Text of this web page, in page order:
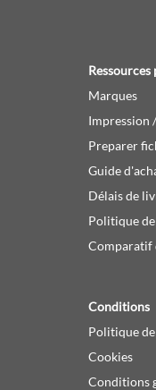
Marques
Impression
Preparer
Guide
Délais de
Politique
Comparatif
Conditions
Politique
Cookies
Conditions